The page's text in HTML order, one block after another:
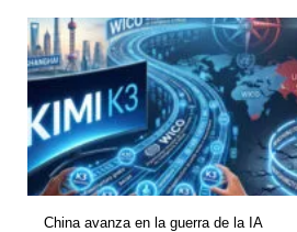
China avanza en la guerra de la IA